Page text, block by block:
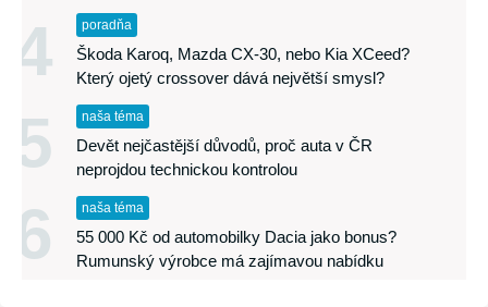
4 poradňa
Škoda Karoq, Mazda CX-30, nebo Kia XCeed?
Který ojetý crossover dává největší smysl?
5 naša téma
Devět nejčastější důvodů, proč auta v ČR
neprojdou technickou kontrolou
6 naša téma
55 000 Kč od automobilky Dacia jako bonus?
Rumunský výrobce má zajímavou nabídku